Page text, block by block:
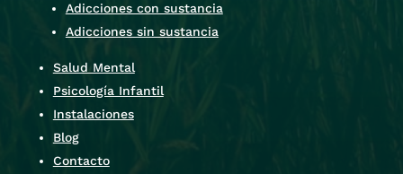
Adicciones con sustancia
Adicciones sin sustancia
Salud Mental
Psicología Infantil
Instalaciones
Blog
Contacto